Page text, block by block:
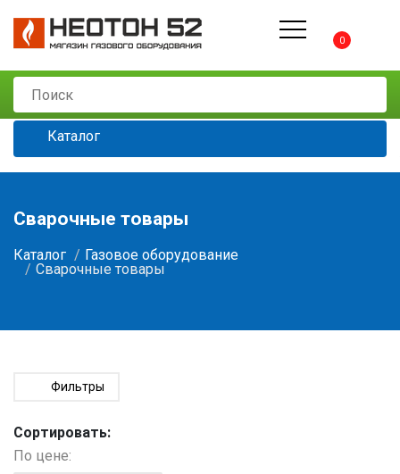
0
Каталог
Сварочные товары
Каталог
Газовое оборудование
Сварочные товары
Фильтры
Сортировать:
По цене: